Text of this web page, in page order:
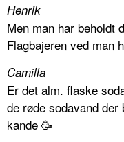
Henrik
Men man har beholdt
Flagbajeren ved man
Camilla
Er det alm. flaske
de røde sodavand
kande 🥳